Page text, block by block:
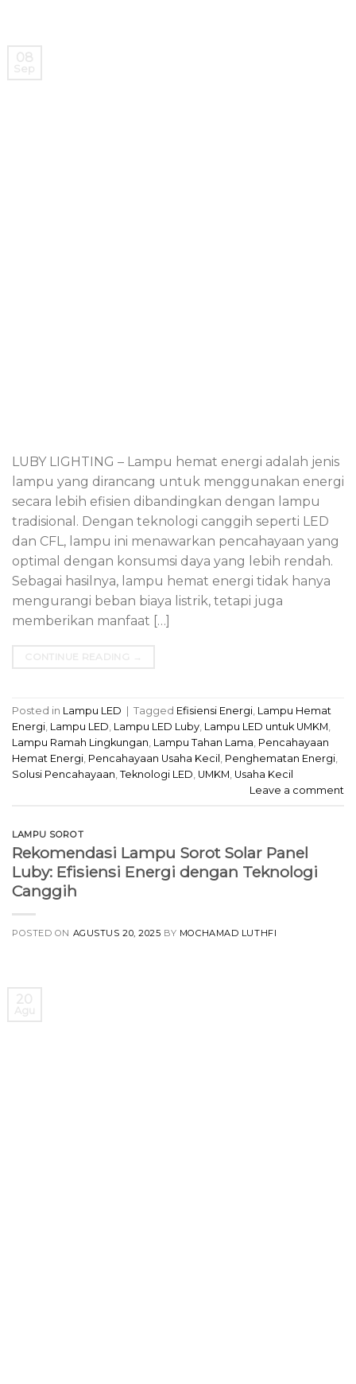
LUBY LIGHTING – Lampu hemat energi adalah jenis
lampu yang dirancang untuk menggunakan energi
secara lebih efisien dibandingkan dengan lampu
tradisional. Dengan teknologi canggih seperti LED
dan CFL, lampu ini menawarkan pencahayaan yang
optimal dengan konsumsi daya yang lebih rendah.
Sebagai hasilnya, lampu hemat energi tidak hanya
mengurangi beban biaya listrik, tetapi juga
memberikan manfaat […]
Posted in Lampu LED Tagged Efisiensi Energi Lampu Hemat
Energi Lampu LED Lampu LED Luby Lampu LED untuk UMKM
Lampu Ramah Lingkungan Lampu Tahan Lama Pencahayaan
Hemat Energi Pencahayaan Usaha Kecil Penghematan Energi
Solusi Pencahayaan Teknologi LED UMKM Usaha Kecil
Leave a comment
LAMPU SOROT
Rekomendasi Lampu Sorot Solar Panel
Luby: Efisiensi Energi dengan Teknologi
Canggih
POSTED ON AGUSTUS 20, 2025 BY MOCHAMAD LUTHFI